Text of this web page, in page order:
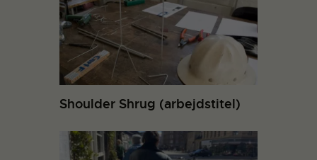
Shoulder Shrug (arbejdstitel)